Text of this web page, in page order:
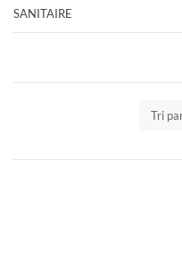
Tri
SANITAIRE